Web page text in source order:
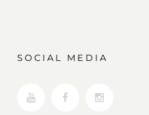
SOCIAL MEDIA